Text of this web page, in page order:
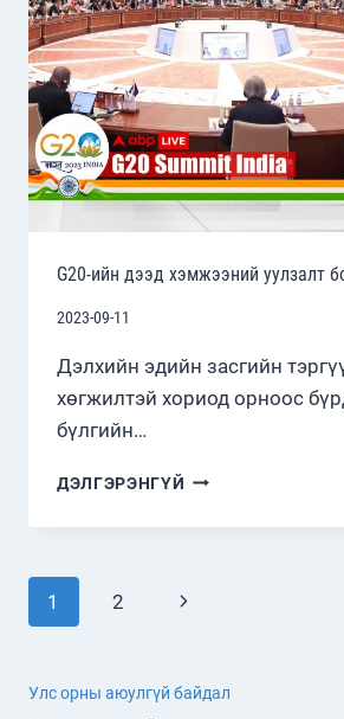
ТОМ
ОРДЫН
БАЯЖУУЛАХ
ҮЙЛДВЭРИЙГ
НЭЭЛЭЭ
G20-ийн дээд хэмжээний уулзалт
2023-09-11
Дэлхийн эдийн засгийн
хөгжилтэй хориод орноос
бүлгийн…
ДЭЛГЭРЭНГҮЙ G20-
ДЭЭД
БОЛЛОО
Page
1 2
Next
Улс орны аюулгүй байдал